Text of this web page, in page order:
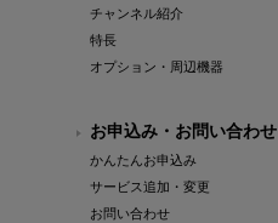
チャンネル紹介
特長
オプション・周辺機器
お申込み・お問い合わせ
かんたんお申込み
サービス追加・変更
お問い合わせ